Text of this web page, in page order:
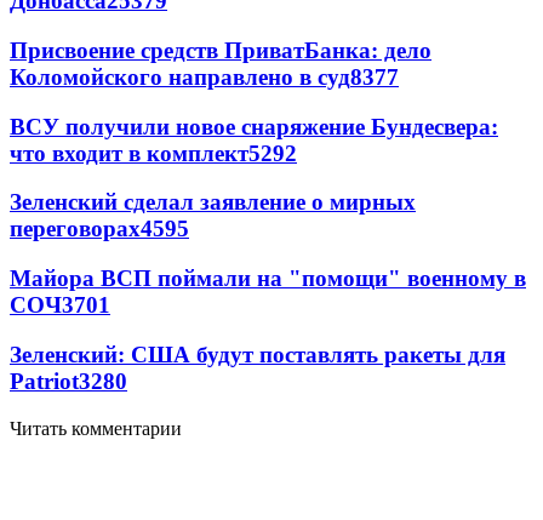
Присвоение средств ПриватБанка: дело
Коломойского направлено в суд8377
ВСУ получили новое снаряжение Бундесвера:
что входит в комплект5292
Зеленский сделал заявление о мирных
переговорах4595
Майора ВСП поймали на "помощи" военному в
СОЧ3701
Зеленский: США будут поставлять ракеты для
Patriot3280
Читать комментарии